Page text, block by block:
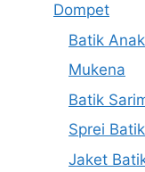
Dompet
Batik Anak
Mukena
Batik
Sprei Batik
Jaket